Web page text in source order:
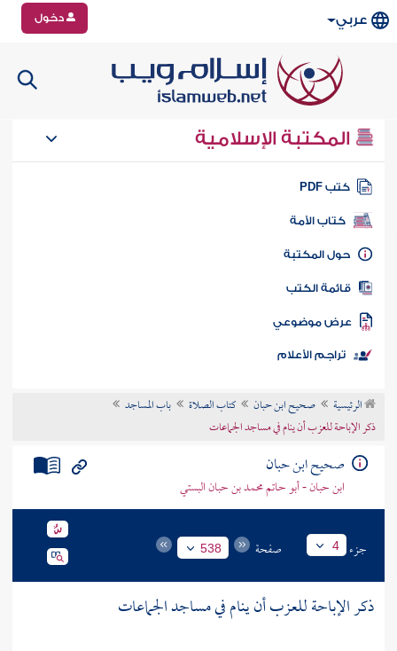
عربي دخول
المكتبة الإسلامية
كتب PDF
كتاب الأمة
المكتبة
الكتب
موضوعي
تراجم الأعلام
الرئيسية صحيح ابن حبان كتاب الصلاة
باب المساجد
ذكر الإباحة للعزب أن ينام في مساجد الجماعات
صحيح ابن حبان
ابن حبان - أبو حاتم محمد بن حبان البستي
جزء 4 صفحة 538
ذكر الإباحة للعزب أن ينام في مساجد الجماعات